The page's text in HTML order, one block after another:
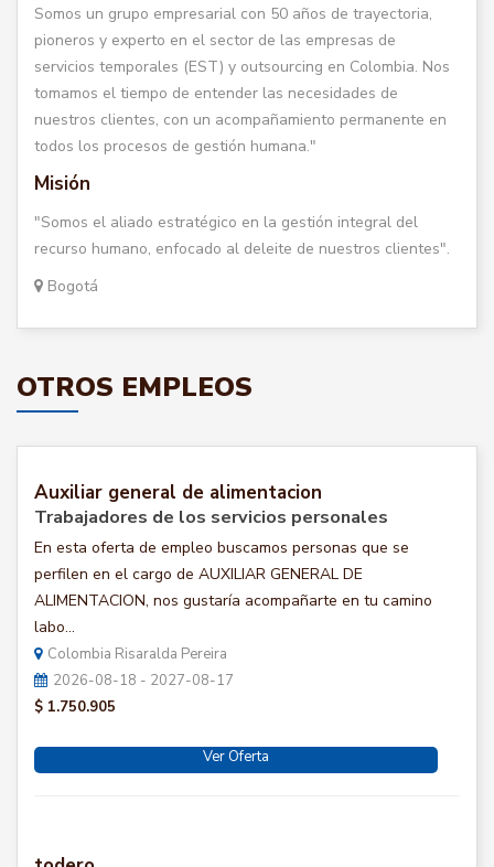
Somos un grupo empresarial con 50 años de trayectoria,
pioneros y experto en el sector de las empresas de
servicios temporales (EST) y outsourcing en Colombia. Nos
tomamos el tiempo de entender las necesidades de
nuestros clientes, con un acompañamiento permanente en
todos los procesos de gestión humana."
Misión
"Somos el aliado estratégico en la gestión integral del
recurso humano, enfocado al deleite de nuestros clientes".
Bogotá
OTROS EMPLEOS
Auxiliar general de alimentacion
Trabajadores de los servicios personales
En esta oferta de empleo buscamos personas que se
perfilen en el cargo de AUXILIAR GENERAL DE
ALIMENTACION, nos gustaría acompañarte en tu camino
labo...
Colombia Risaralda Pereira
2026-08-18 - 2027-08-17
$ 1.750.905
Ver Oferta